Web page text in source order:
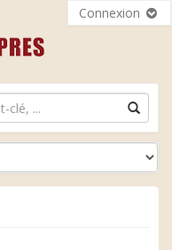
Connexion